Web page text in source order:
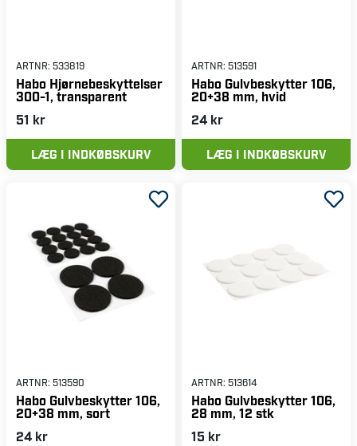
ARTNR: 533819
Habo Hjørnebeskyttelser
300-1, transparent
51 kr
LÆG I INDKØBSKURV
ARTNR: 513591
Habo Gulvbeskytter 106,
20+38 mm, hvid
24 kr
LÆG I INDKØBSKURV
ARTNR: 513590
Habo Gulvbeskytter 106,
20+38 mm, sort
24 kr
ARTNR: 513614
Habo Gulvbeskytter 106,
28 mm, 12 stk
15 kr